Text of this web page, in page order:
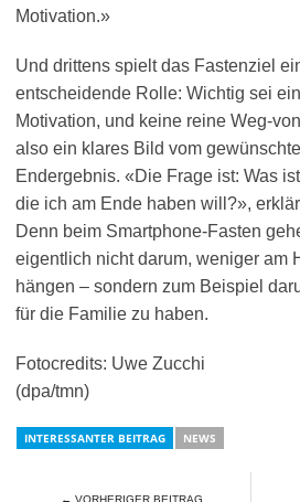
Motivation.»
Und drittens spielt das Fastenziel
entscheidende Rolle: Wichtig sei
Motivation, und keine reine Weg-
also ein klares Bild vom
Endergebnis. «Die Frage ist: Was
die ich am Ende haben will?»,
Denn beim Smartphone-Fasten
eigentlich nicht darum, weniger am
hängen – sondern zum Beispiel
für die Familie zu haben.
Fotocredits: Uwe Zucchi
(dpa/tmn)
INTERESSANTER BEITRAG NEWS
← VORHERIGER BEITRAG